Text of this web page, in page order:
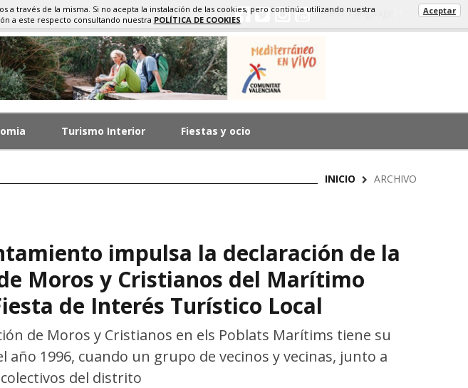
Select Language
Turismo Interior Fiestas y ocio
INICIO ARCHIVO
impulsa la declaración de la
Moros y Cristianos del Marítimo
de Interés Turístico Local
de Moros y Cristianos en els Poblats Marítims tiene su
año 1996, cuando un grupo de vecinos y vecinas, junto a
del distrito
través de la misma. Si no acepta la instalación de las cookies, pero continúa utilizando nuestra
a este respecto consultando nuestra POLÍTICA DE COOKIES
Aceptar